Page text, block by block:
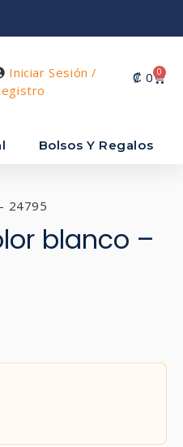
Iniciar Sesión /
₡ 0 0
Bolsos Y Regalos
24795
blanco –